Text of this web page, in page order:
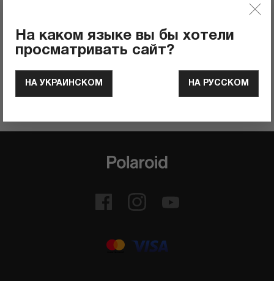
0
ОСТАВИТЬ ОТЗЫВ
На каком языке вы бы хотели
просматривать сайт?
НА УКРАИНСКОМ НА РУССКОМ